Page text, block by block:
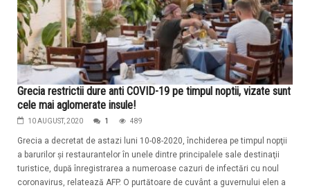
Grecia restrictii dure anti COVID-19 pe timpul noptii, vizate sunt
cele mai aglomerate insule!
10 AUGUST, 2020 1 489
Grecia a decretat de astazi luni 10-08-2020, închiderea pe timpul nopţii
a barurilor şi restaurantelor în unele dintre principalele sale destinaţii
turistice, după înregistrarea a numeroase cazuri de infectări cu noul
coronavirus, relatează AFP. O purtătoare de cuvânt a guvernului elen a